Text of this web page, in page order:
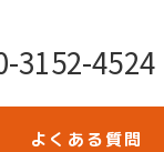
3152-4524
よくある質問